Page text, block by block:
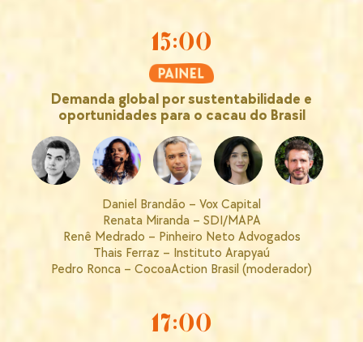
15:00
Demanda global por sustentabilidade e
oportunidades para o cacau do Brasil
Daniel Brandão – Vox Capital
Renata Miranda – SDI/MAPA
Renê Medrado – Pinheiro Neto Advogados
Thais Ferraz – Instituto Arapyaú
Pedro Ronca – CocoaAction Brasil (moderador)
17:00